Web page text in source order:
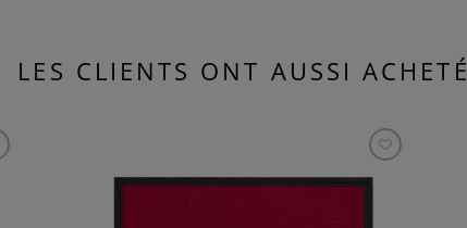
LES CLIENTS ONT AUSSI ACHETÉ